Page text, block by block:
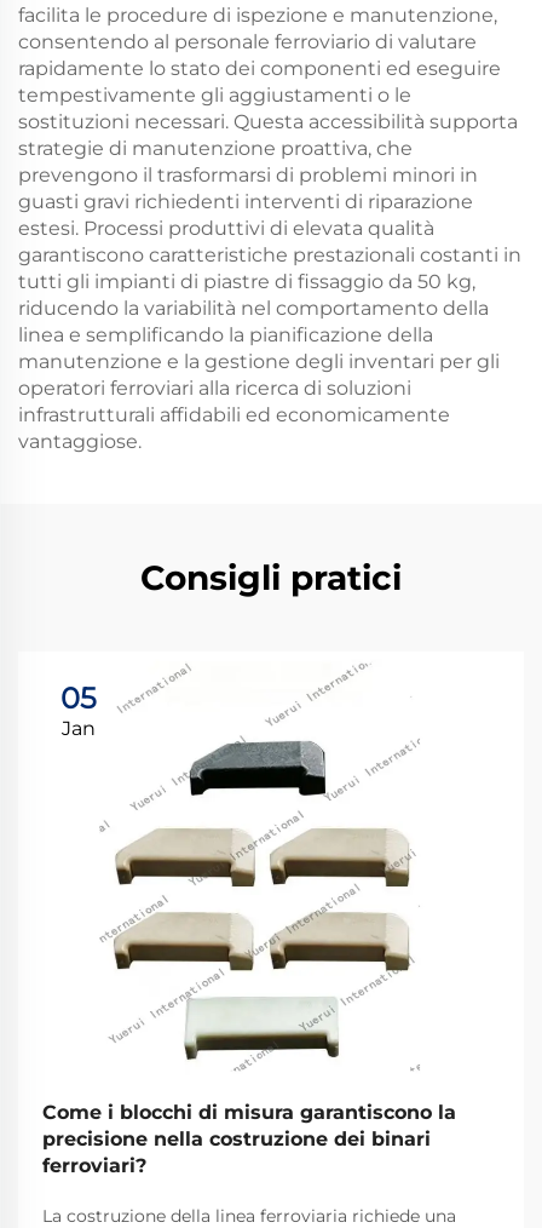
facilita le procedure di ispezione e manutenzione,
consentendo al personale ferroviario di valutare
rapidamente lo stato dei componenti ed eseguire
tempestivamente gli aggiustamenti o le
sostituzioni necessari. Questa accessibilità supporta
strategie di manutenzione proattiva, che
prevengono il trasformarsi di problemi minori in
guasti gravi richiedenti interventi di riparazione
estesi. Processi produttivi di elevata qualità
garantiscono caratteristiche prestazionali costanti in
tutti gli impianti di piastre di fissaggio da 50 kg,
riducendo la variabilità nel comportamento della
linea e semplificando la pianificazione della
manutenzione e la gestione degli inventari per gli
operatori ferroviari alla ricerca di soluzioni
infrastrutturali affidabili ed economicamente
vantaggiose.
Consigli pratici
05
Jan
Come i blocchi di misura garantiscono la
precisione nella costruzione dei binari
ferroviari?
La costruzione della linea ferroviaria richiede una